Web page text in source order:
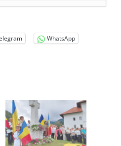
despre
Volodymyr
2026
Națiunea
efecte. Bustul
Goga, înlăturat din Iași
WhatsApp